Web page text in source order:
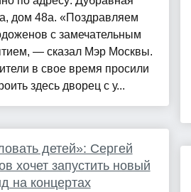
дом 48а. «Поздравляем
с замечательным
— сказал Мэр Москвы.
в свое время просили
здесь дворец с у...
детей»: Сергей
хочет запустить новый
на концертах